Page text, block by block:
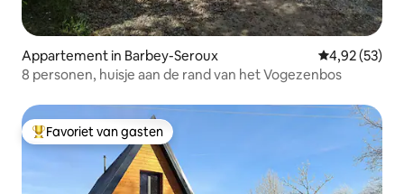
Appartement in Barbey-Seroux Gemiddelde
4,92 (53)
8 personen, huisje aan de rand van het Vogezenbos
Topfavoriet van gasten
Favoriet van gasten